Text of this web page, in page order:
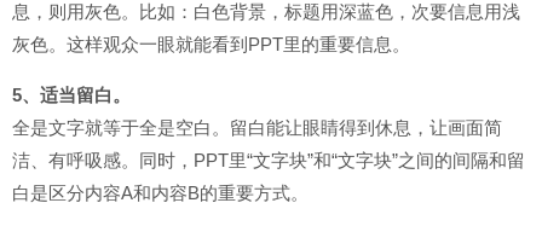
息，则用灰色。比如：白色背景，标题用深蓝色，次要信息用浅
灰色。这样观众一眼就能看到PPT里的重要信息。
5、适当留白。
全是文字就等于全是空白。留白能让眼睛得到休息，让画面简
洁、有呼吸感。同时，PPT里“文字块”和“文字块”之间的间隔和留
白是区分内容A和内容B的重要方式。